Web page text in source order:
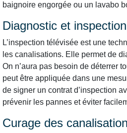
baignoire engorgée ou un lavabo
Diagnostic et
L’inspection télévisée est une
les canalisations. Elle permet de
On n’aura pas besoin de déterrer
peut être appliquée dans une
de signer un contrat d’inspection
prévenir les pannes et éviter
Curage des